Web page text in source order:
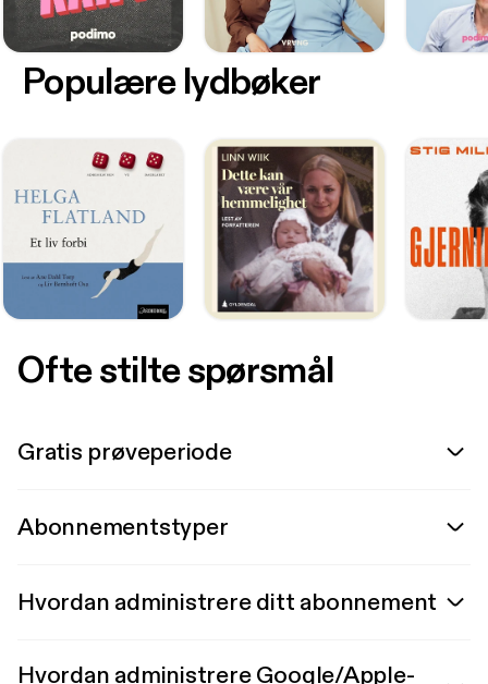
Populære lydbøker
Ofte stilte spørsmål
Gratis prøveperiode
Abonnementstyper
Hvordan administrere ditt abonnement
Hvordan administrere Google/Apple-